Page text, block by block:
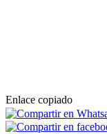
Enlace copiado